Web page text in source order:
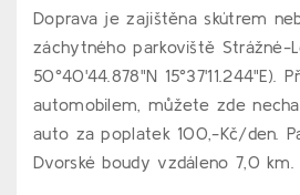
Doprava je zajištěna skútrem
záchytného parkoviště Strážné-
50°40'44.878"N 15°37'11.244"E) .
automobilem, můžete zde
auto za poplatek 100,-Kč/den.
Dvorské boudy vzdáleno 7,0 km.